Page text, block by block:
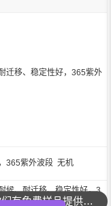
迁移、稳定性好，365紫外
365紫外波段 无机
候、耐迁移、稳定性好，3
你们可以提供配色服务吗？